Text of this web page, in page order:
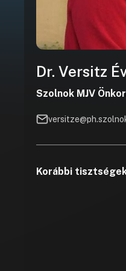
Dr. Versitz
Szolnok MJV
Korábbi